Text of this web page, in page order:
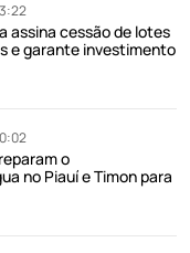
assina cessão de lotes
e garante investimento
o
no Piauí e Timon para